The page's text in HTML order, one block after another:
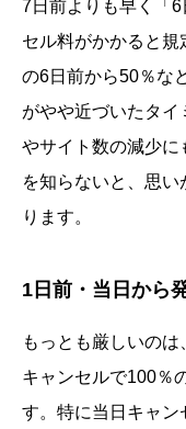
7日前よりも早く「
セル料がかかると規
の6日前から50％な
がやや近づいたタ
やサイト数の減少に
を知らないと、思
ります。
1日前・当日から
もっとも厳しいの
キャンセルで100％
す。特に当日キャン